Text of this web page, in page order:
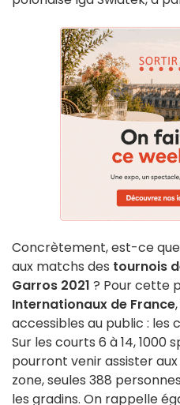
Concrètement, est-ce
aux matchs des tournois
Garros 2021 ? Pour cette
Internationaux de France
accessibles au public : les
Sur les courts 6 à 14,
pourront venir assister
zone, seules 388
les gradins. On rappelle